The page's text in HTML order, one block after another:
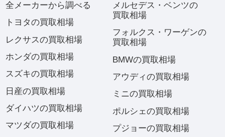
全メーカーから調べる
トヨタの買取相場
レクサスの買取相場
ホンダの買取相場
スズキの買取相場
日産の買取相場
ダイハツの買取相場
マツダの買取相場
メルセデス・ベンツの
買取相場
フォルクス・ワーゲンの
買取相場
BMWの買取相場
アウディの買取相場
ミニの買取相場
ポルシェの買取相場
プジョーの買取相場